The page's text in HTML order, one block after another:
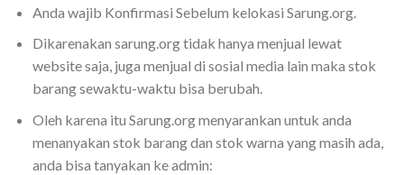
Anda wajib Konfirmasi Sebelum kelokasi Sarung.org.
Dikarenakan sarung.org tidak hanya menjual lewat
website saja, juga menjual di sosial media lain maka stok
barang sewaktu-waktu bisa berubah.
Oleh karena itu Sarung.org menyarankan untuk anda
menanyakan stok barang dan stok warna yang masih ada,
anda bisa tanyakan ke admin: